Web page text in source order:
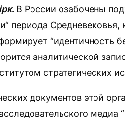
. В России озабочены
периода Средневековья,
“идентичность
аналитической
стратегических
документов этой
медиа